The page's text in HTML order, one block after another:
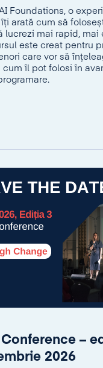
Foundations, o
arată cum să
lucrezi mai rapid, mai
este creat pentru
care vor să
îl pot folosi în
–
2026